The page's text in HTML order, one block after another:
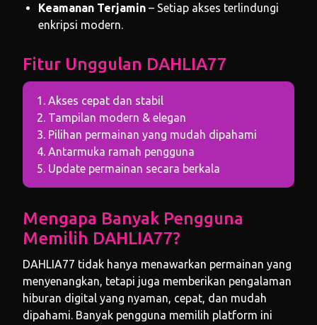
Keamanan Terjamin – Setiap akses terlindungi
enkripsi modern.
Fitur Unggulan DAHLIA77
1. Akses cepat dan stabil
2. Tampilan modern & elegan
3. Pilihan permainan yang mudah dipahami
4. Antarmuka ramah pengguna
5. Update permainan secara berkala
Mengapa Banyak Pengguna
Memilih DAHLIA77?
DAHLIA77 tidak hanya menawarkan permainan yang
menyenangkan, tetapi juga memberikan pengalaman
hiburan digital yang nyaman, cepat, dan mudah
dipahami. Banyak pengguna memilih platform ini